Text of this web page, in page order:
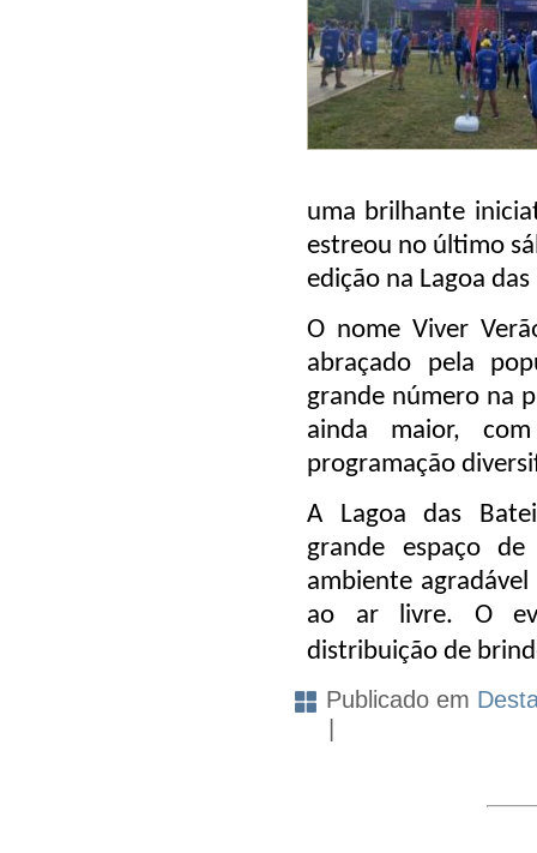
uma brilhante
estreou no último
edição na Lagoa das
O nomeViver
abraçado pela
grande número na
ainda maior,
programação
A Lagoa das
grande espaço de
ambiente
ao ar livre. O
distribuição de
Publicado em